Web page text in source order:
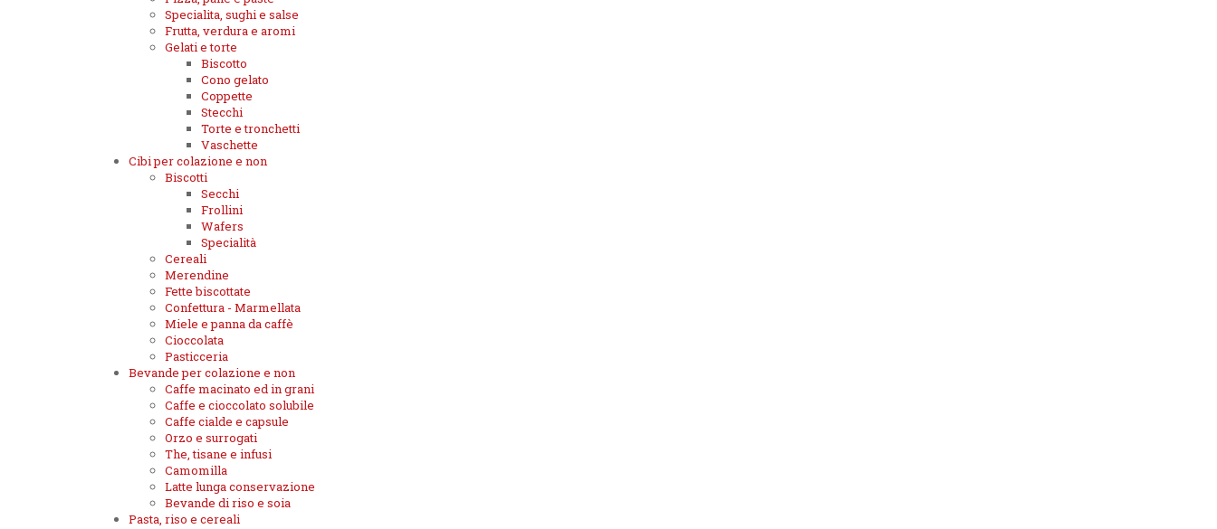
Specialita, sughi e salse
Frutta, verdura e aromi
Gelati e torte
Biscotto
Cono gelato
Coppette
Stecchi
Torte e tronchetti
Vaschette
Cibi per colazione e non
Biscotti
Secchi
Frollini
Wafers
Specialità
Cereali
Merendine
Fette biscottate
Confettura - Marmellata
Miele e panna da caffè
Cioccolata
Pasticceria
Bevande per colazione e non
Caffe macinato ed in grani
Caffe e cioccolato solubile
Caffe cialde e capsule
Orzo e surrogati
The, tisane e infusi
Camomilla
Latte lunga conservazione
Bevande di riso e soia
Pasta, riso e cereali